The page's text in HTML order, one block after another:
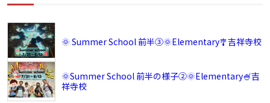
🌞 Summer School 前半③🌞Elementary🎐吉祥寺校
🌞Summer School 前半の様子②🌞Elementary🍧吉
祥寺校